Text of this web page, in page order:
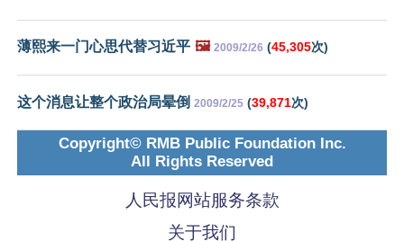
薄熙来一门心思代替习近平 🖼️ 2009/2/26 (45,305次)
这个消息让整个政治局晕倒 2009/2/25 (39,871次)
Copyright© RMB Public Foundation Inc.
All Rights Reserved
人民报网站服务条款
关于我们